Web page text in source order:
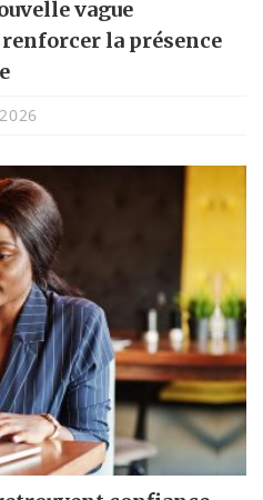
vague
renforcer la présence